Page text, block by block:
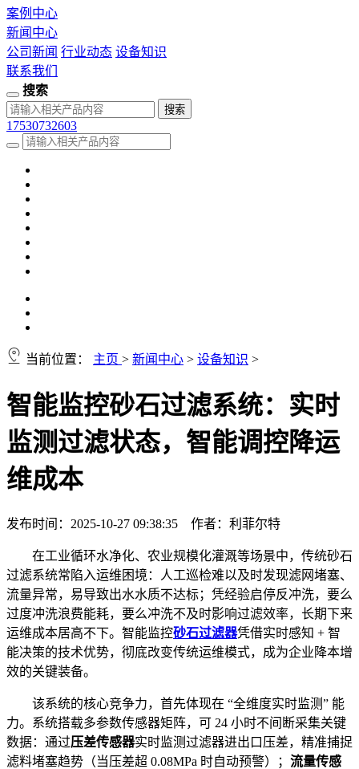
案例中心
新闻中心
公司新闻 行业动态 设备知识
联系我们
搜索
17530732603
当前位置： 主页 > 新闻中心 > 设备知识 >
智能监控砂石过滤系统：实时
监测过滤状态，智能调控降运
维成本
发布时间：2025-10-27 09:38:35 作者：利菲尔特
在工业循环水净化、农业规模化灌溉等场景中，传统砂石
过滤系统常陷入运维困境：人工巡检难以及时发现滤网堵塞、
流量异常，易导致出水水质不达标；凭经验启停反冲洗，要么
过度冲洗浪费能耗，要么冲洗不及时影响过滤效率，长期下来
运维成本居高不下。智能监控砂石过滤器凭借实时感知 + 智
能决策的技术优势，彻底改变传统运维模式，成为企业降本增
效的关键装备。
该系统的核心竞争力，首先体现在 “全维度实时监测” 能
力。系统搭载多参数传感器矩阵，可 24 小时不间断采集关键
数据：通过压差传感器实时监测过滤器进出口压差，精准捕捉
滤料堵塞趋势（当压差超 0.08MPa 时自动预警）； 流量传感